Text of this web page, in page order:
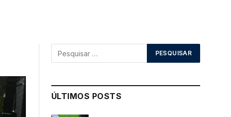
ÚLTIMOS POSTS